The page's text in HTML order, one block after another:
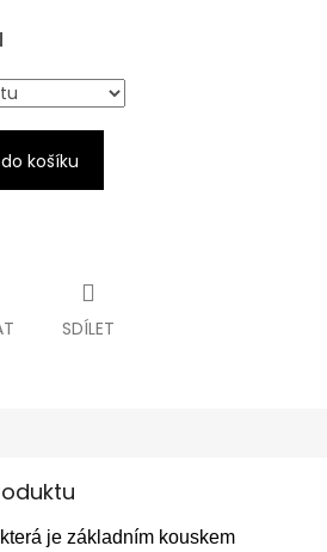
košíku
SDÍLET
je základním kouskem